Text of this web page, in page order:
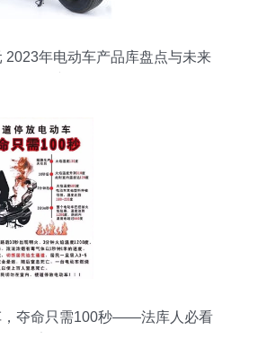
2023年电动车产品库盘点与未来
，夺命只需100秒——法库人必看